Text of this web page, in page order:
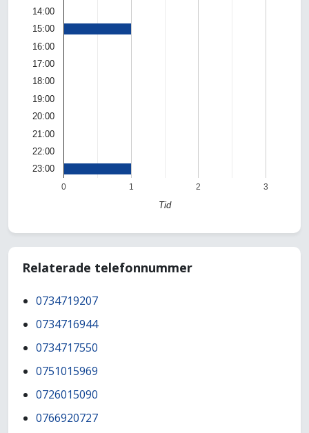
0 1 2 3
14:00
15:00
16:00
17:00
18:00
19:00
20:00
21:00
22:00
23:00
Tid
Relaterade telefonnummer
0734719207
0734716944
0734717550
0751015969
0726015090
0766920727